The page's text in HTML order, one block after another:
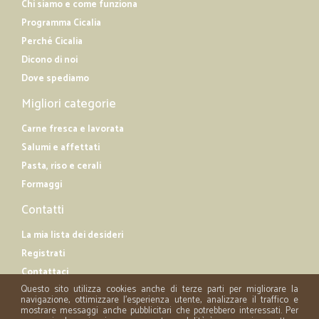
Chi siamo e come funziona
Programma Cicalia
Perché Cicalia
Dicono di noi
Dove spediamo
Migliori categorie
Carne fresca e lavorata
Salumi e affettati
Pasta, riso e cerali
Formaggi
Contatti
La mia lista dei desideri
Registrati
Contattaci
Questo sito utilizza cookies anche di terze parti per migliorare la
navigazione, ottimizzare l'esperienza utente, analizzare il traffico e
mostrare messaggi anche pubblicitari che potrebbero interessati. Per